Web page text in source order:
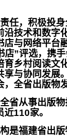
任，积极投
沿技术和数字
与网络平台
店”评选，携
育乡村阅读文
享与协同发展
全省出版物
省从事出版
110家。
是福建省出